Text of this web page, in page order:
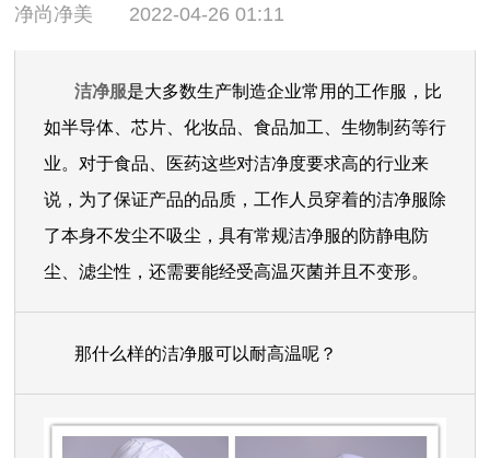
净尚净美 2022-04-26 01:11
洁净服是大多数生产制造企业常用的工作服，比
如半导体、芯片、化妆品、食品加工、生物制药等行
业。对于食品、医药这些对洁净度要求高的行业来
说，为了保证产品的品质，工作人员穿着的洁净服除
了本身不发尘不吸尘，具有常规洁净服的防静电防
尘、滤尘性，还需要能经受高温灭菌并且不变形。
那什么样的洁净服可以耐高温呢？